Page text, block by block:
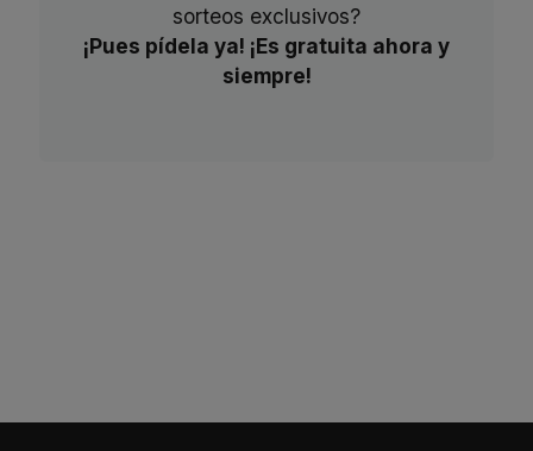
sorteos exclusivos?
¡Pues pídela ya! ¡Es gratuita ahora y
siempre!